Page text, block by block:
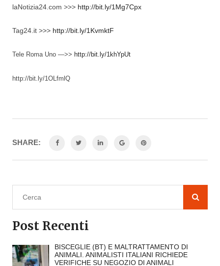
laNotizia24.com >>> http://bit.ly/1Mg7Cpx
Tag24.it >>> http://bit.ly/1KvmktF
Tele Roma Uno —>> http://bit.ly/1khYpUt
http://bit.ly/1OLfmlQ
SHARE:
Post Recenti
BISCEGLIE (BT) E MALTRATTAMENTO DI
ANIMALI. ANIMALISTI ITALIANI RICHIEDE
VERIFICHE SU NEGOZIO DI ANIMALI